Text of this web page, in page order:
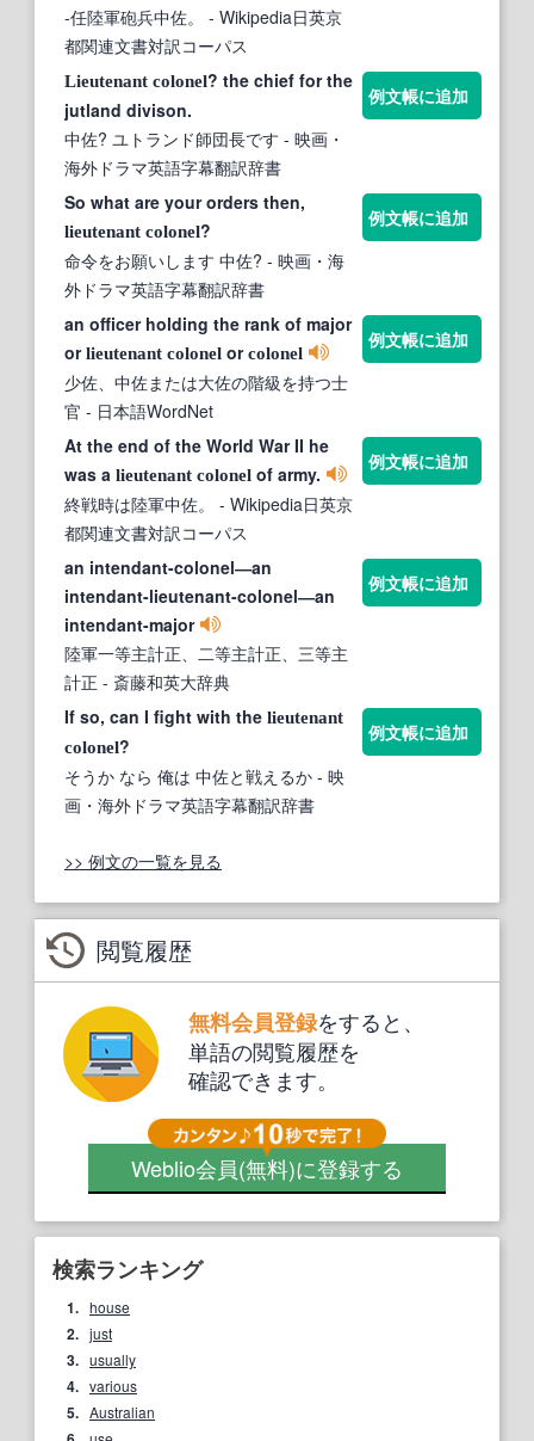
-任陸軍砲兵中佐。
- Wikipedia日英京
都関連文書対訳コーパス
Lieutenant colonel? the chief for the
jutland divison.
中佐? ユトランド師団長です - 映画・
海外ドラマ英語字幕翻訳辞書
例文帳に追加
So what are your orders then,
lieutenant colonel?
命令をお願いします 中佐? - 映画・海
外ドラマ英語字幕翻訳辞書
例文帳に追加
an officer holding the rank of major
orlieutenant colonel orcolonel
少佐、中佐または大佐の階級を持つ士
官 - 日本語WordNet
例文帳に追加
At the end of the World War II he
was a lieutenant colonel of army.
終戦時は陸軍中佐。
- Wikipedia日英京
都関連文書対訳コーパス
例文帳に追加
an intendant-colonel―an
intendant-lieutenant-colonel―an
intendant-major
陸軍一等主計正、二等主計正、三等主
計正 - 斎藤和英大辞典
例文帳に追加
If so, can I fight with the lieutenant
colonel?
そうか なら 俺は 中佐と戦えるか - 映
画・海外ドラマ英語字幕翻訳辞書
例文帳に追加
>> 例文の一覧を見る
閲覧履歴
無料会員登録をすると、
単語の閲覧履歴を
確認できます。
Weblio会員(無料)に登録する
検索ランキング
1. house
2. just
3. usually
4. various
5. Australian